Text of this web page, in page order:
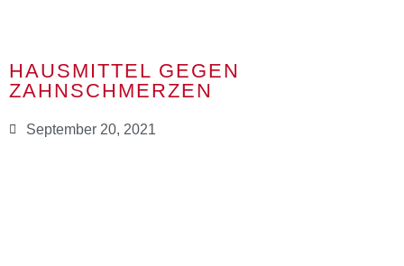
HAUSMITTEL GEGEN
ZAHNSCHMERZEN
September 20, 2021